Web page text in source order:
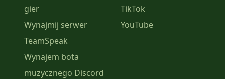
gier
Wynajmij serwer
TeamSpeak
Wynajem bota
muzycznego Discord
TikTok
YouTube